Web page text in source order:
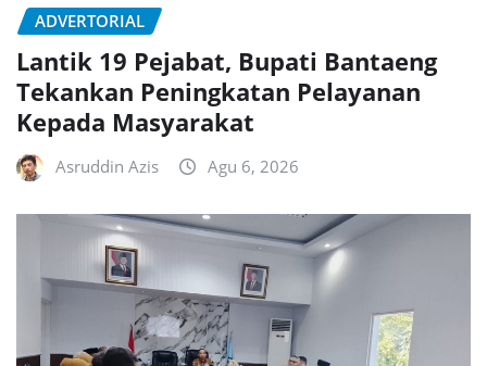
ADVERTORIAL
Lantik 19 Pejabat, Bupati Bantaeng
Tekankan Peningkatan Pelayanan
Kepada Masyarakat
Asruddin Azis Agu 6, 2026